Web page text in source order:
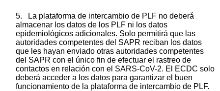
5. La plataforma de intercambio de PLF no deberá
almacenar los datos de los PLF ni los datos
epidemiológicos adicionales. Solo permitirá que las
autoridades competentes del SAPR reciban los datos
que les hayan enviado otras autoridades competentes
del SAPR con el único fin de efectuar el rastreo de
contactos en relación con el SARS-CoV-2. El ECDC solo
deberá acceder a los datos para garantizar el buen
funcionamiento de la plataforma de intercambio de PLF.